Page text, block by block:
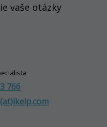
vaše otázky
766